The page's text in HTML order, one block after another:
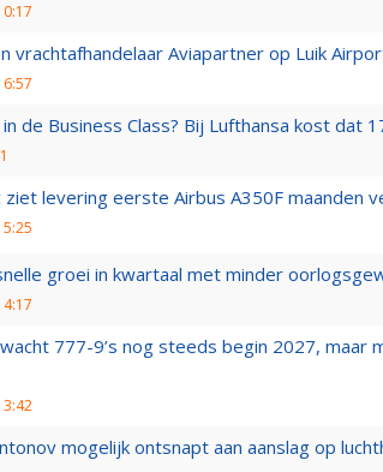
vrachtafhandelaar Aviapartner op Luik
de Business Class? Bij Lufthansa kost dat
ziet levering eerste Airbus A350F maanden
groei in kwartaal met minder
777-9’s nog steeds begin 2027, maar
mogelijk ontsnapt aan aanslag op